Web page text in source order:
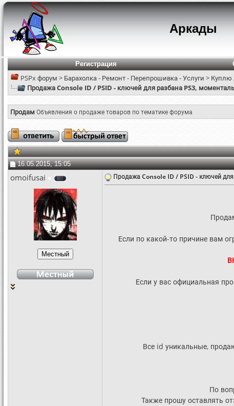
Аркады
Регистрация
PSPx форум > Барахолка - Ремонт - Перепрошивка - Услуги > Куплю
Продажа Console ID / PSID - ключей для разбана PS3,
ПродамОбъявления о продаже товаров по тематике форума
16.05.2015, 15:05
omoifusai Продажа Console ID / PSID - ключей
Если по какой-то причине вам
Если у вас официальная
Все id уникальные,
По
Также прошу оставлять